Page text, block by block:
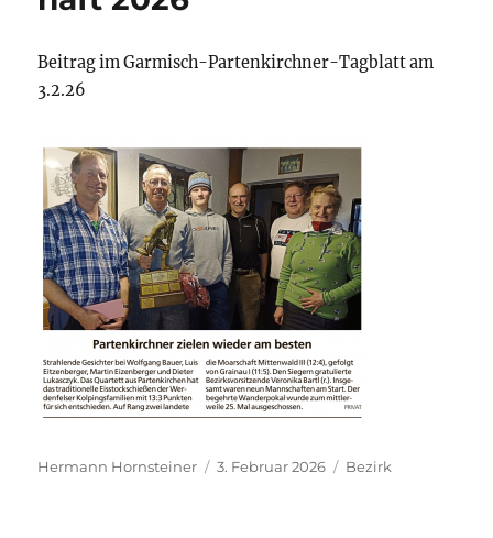
Beitrag im Garmisch-Partenkirchner-Tagblatt am
3.2.26
Autor
Hermann Hornsteiner
Veröffentlicht
3. Februar 2026 Kategorien
Bezirk